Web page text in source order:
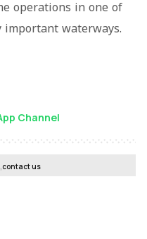
operations in one of
waterways.
Channel
contact us